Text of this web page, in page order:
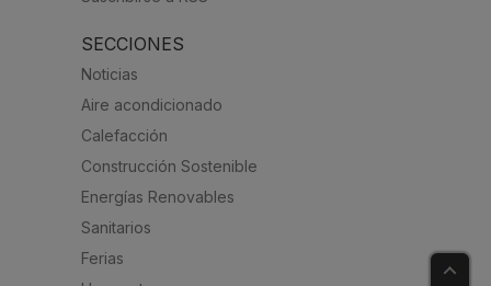
SECCIONES
Noticias
Aire acondicionado
Calefacción
Construcción Sostenible
Energías Renovables
Sanitarios
Ferias